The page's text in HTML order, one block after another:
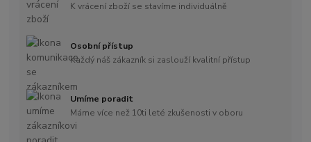
K vrácení zboží se stavíme individuálně
Osobní přístup
Každý náš zákazník si zaslouží kvalitní přístup
Umíme poradit
Máme více než 10ti leté zkušenosti v oboru